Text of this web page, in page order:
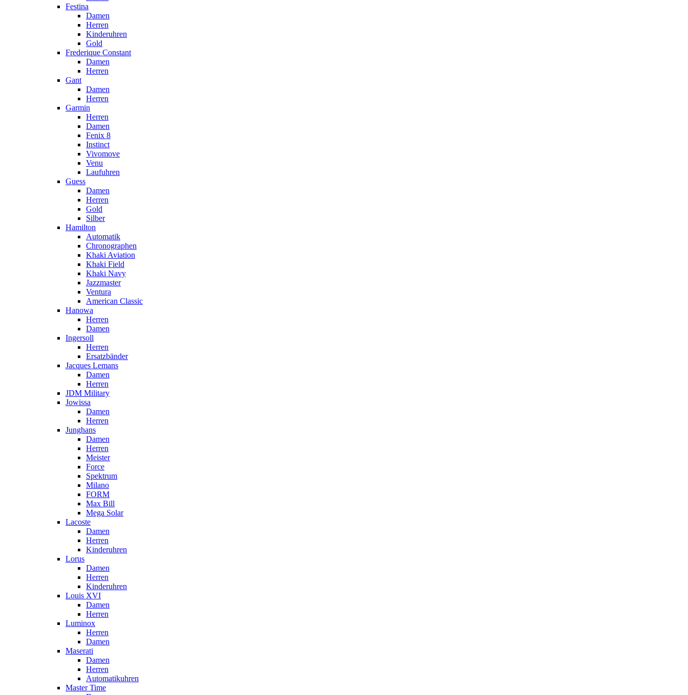
Festina
Damen
Herren
Kinderuhren
Gold
Frederique Constant
Damen
Herren
Gant
Damen
Herren
Garmin
Herren
Damen
Fenix 8
Instinct
Vivomove
Venu
Laufuhren
Guess
Damen
Herren
Gold
Silber
Hamilton
Automatik
Chronographen
Khaki Aviation
Khaki Field
Khaki Navy
Jazzmaster
Ventura
American Classic
Hanowa
Herren
Damen
Ingersoll
Herren
Ersatzbänder
Jacques Lemans
Damen
Herren
JDM Military
Jowissa
Damen
Herren
Junghans
Damen
Herren
Meister
Force
Spektrum
Milano
FORM
Max Bill
Mega Solar
Lacoste
Damen
Herren
Kinderuhren
Lorus
Damen
Herren
Kinderuhren
Louis XVI
Damen
Herren
Luminox
Herren
Damen
Maserati
Damen
Herren
Automatikuhren
Master Time